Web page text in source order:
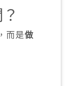
而是做